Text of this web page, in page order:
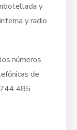
y
y radio
números
de
485